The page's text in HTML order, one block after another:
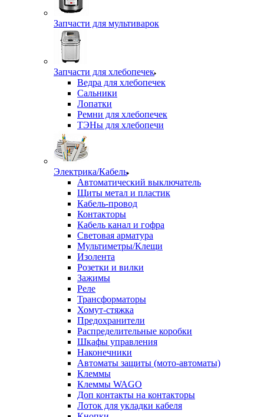
Запчасти для мультиварок
Запчасти для хлебопечек
Ведра для хлебопечек
Сальники
Лопатки
Ремни для хлебопечек
ТЭНы для хлебопечи
Электрика/Кабель
Автоматический выключатель
Щиты метал и пластик
Кабель-провод
Контакторы
Кабель канал и гофра
Световая арматура
Мультиметры/Клещи
Изолента
Розетки и вилки
Зажимы
Реле
Трансформаторы
Хомут-стяжка
Предохранители
Распределительные коробки
Шкафы управления
Наконечники
Автоматы защиты (мото-автоматы)
Клеммы
Клеммы WAGO
Доп контакты на контакторы
Лоток для укладки кабеля